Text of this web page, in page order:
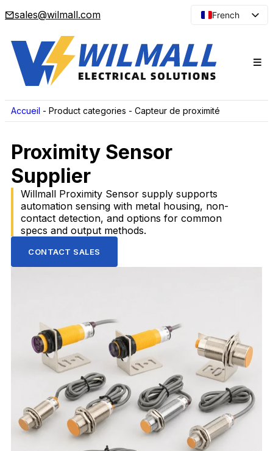
sales@wilmall.com
French
Spanish
Japanese
Accueil - Product categories - Capteur de proximité
Proximity Sensor
Supplier
Willmall Proximity Sensor supply supports
automation sensing with metal housing, non-
contact detection, and options for common
specs and output methods.
CONTACT SALES